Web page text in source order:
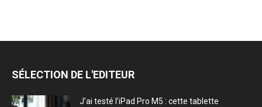
SÉLECTION DE L'EDITEUR
J’ai testé l’iPad Pro M5 : cette tablette